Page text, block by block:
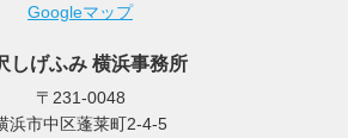
Googleマップ
しげふみ 横浜事務所
〒231-0048
浜市中区蓬莱町2-4-5